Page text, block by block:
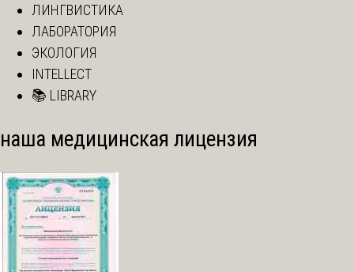
ЛИНГВИСТИКА
ЛАБОРАТОРИЯ
ЭКОЛОГИЯ
INTELLECT
📚 LIBRARY
наша медицинская лицензия